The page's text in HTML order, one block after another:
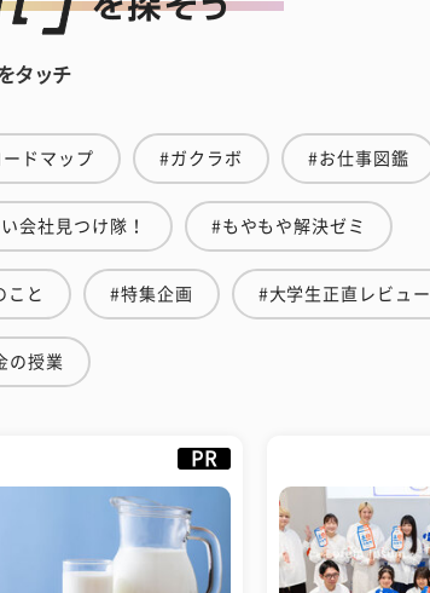
タッチ
ドマップ #ガクラボ #お仕事図鑑
会社見つけ隊！ #もやもや解決ゼミ
こと #特集企画 #大学生正直レビュー
の授業
PR